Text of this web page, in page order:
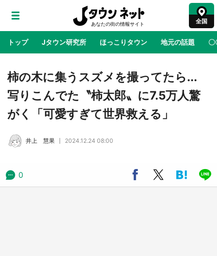
全国
トップ Jタウン研究所 ほっこりタウン 地元の話題 〇
地域×二次元 絶景 あの時はありがとう 物語がはじ
ラプラス・ダークネスが栃木県を征服！？ 県
公式プロモ動画で「聖地」が生産されてます
の「猫猫像」も【8／1～10／26】
柿の木に集うスズメを撮ってたら...
写りこんでた〝柿太郎〟に7.5万人驚
がく「可愛すぎて世界救える」
井上 慧果 2024.12.24 08:00
0